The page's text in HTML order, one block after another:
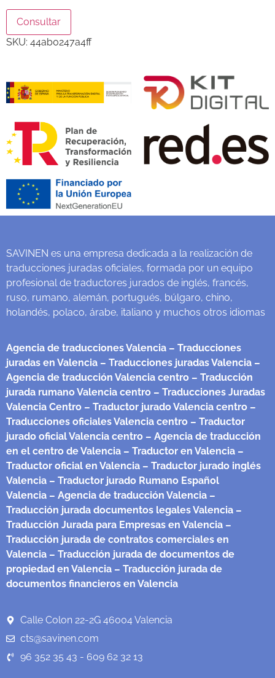
Consultar
SKU: 44ab0247a4ff
SAVINEN es una empresa dedicada a la realización de
traducciones juradas oficiales, formada por un equipo
profesional de traductores jurados de inglés, francés,
ruso, rumano, alemán, portugués, búlgaro, chino,
holandés, polaco, árabe, italiano y muchos otros idiomas
Agencia de traducciones Valencia – Traducciones
juradas en Valencia – Traducciones juradas Valencia –
Agencia de traducción Valencia centro – Traducción
jurada rumano Valencia centro – Traducciones Juradas
Valencia Centro – Traductor jurado Valencia centro –
Traducciones oficiales Valencia centro – Traductor
jurado oficial Valencia centro – Agencia de traducción
en el centro de Valencia – Traductor en Valencia –
Traductor oficial en Valencia – Traductor jurado inglés
Valencia – Traductor jurado Rumano Español
Valencia – Agencia de traducción Valencia –
Traducción jurada documentos legales Valencia –
Traducción Jurada para Empresas en Valencia –
Traducción jurada de contratos comerciales en
Valencia – Traducción jurada de documentos de
propiedad en Valencia – Traducción jurada de
documentos financieros en Valencia
Calle Colon 22-2G 46004 Valencia
cts@savinen.com
96 352 35 43 - 609 62 32 13